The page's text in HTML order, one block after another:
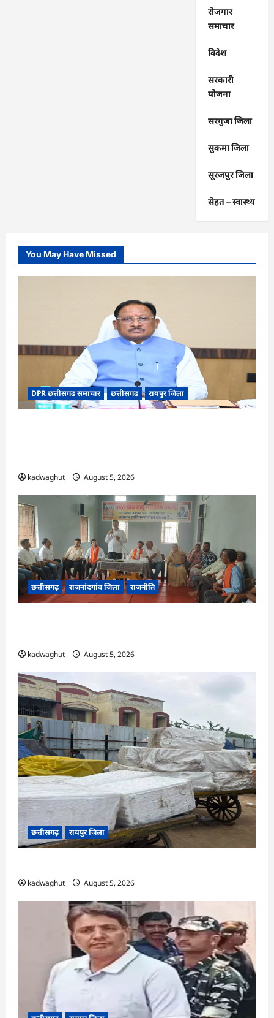
रोजगार
समाचार
विदेश
सरकारी
योजना
सरगुजा जिला
सुकमा जिला
सूरजपुर जिला
सेहत – स्‍वास्‍थ्‍य
You May Have Missed
DPR छत्तीसगढ समाचार छत्तीसगढ़ रायपुर जिला
kadwaghut August 5, 2026
छत्तीसगढ़ राजनांदगांव जिला राजनीति
kadwaghut August 5, 2026
छत्तीसगढ़ रायपुर जिला
kadwaghut August 5, 2026